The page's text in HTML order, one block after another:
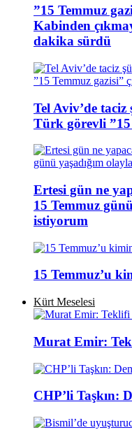
”15 Temmuz
Kabinden
dakika sürdü
Tel Aviv’de taciz
Türk görevli ”15
Ertesi gün ne
15 Temmuz
istiyorum
15 Temmuz’u
Kürt Meselesi
Murat Emir:
CHP’li Taşkın: